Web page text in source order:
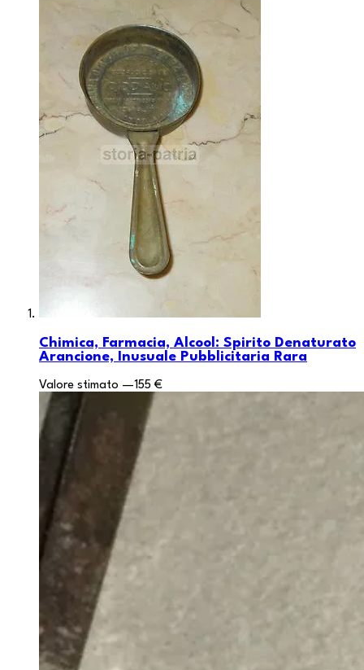
Chimica, Farmacia, Alcool: Spirito Denaturato
Arancione, Inusuale Pubblicitaria Rara
Valore stimato —155 €